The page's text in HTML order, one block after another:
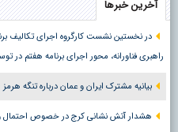
آخرین خبرها
در نخستین نشست کارگروه اجرای تکالیف
راهبری فناورانه، محور اجرای برنامه هفتم در
بیانیه مشترک ایران و عمان درباره تنگه هرمز
هشدار آتش نشانی کرج در خصوص احتمال